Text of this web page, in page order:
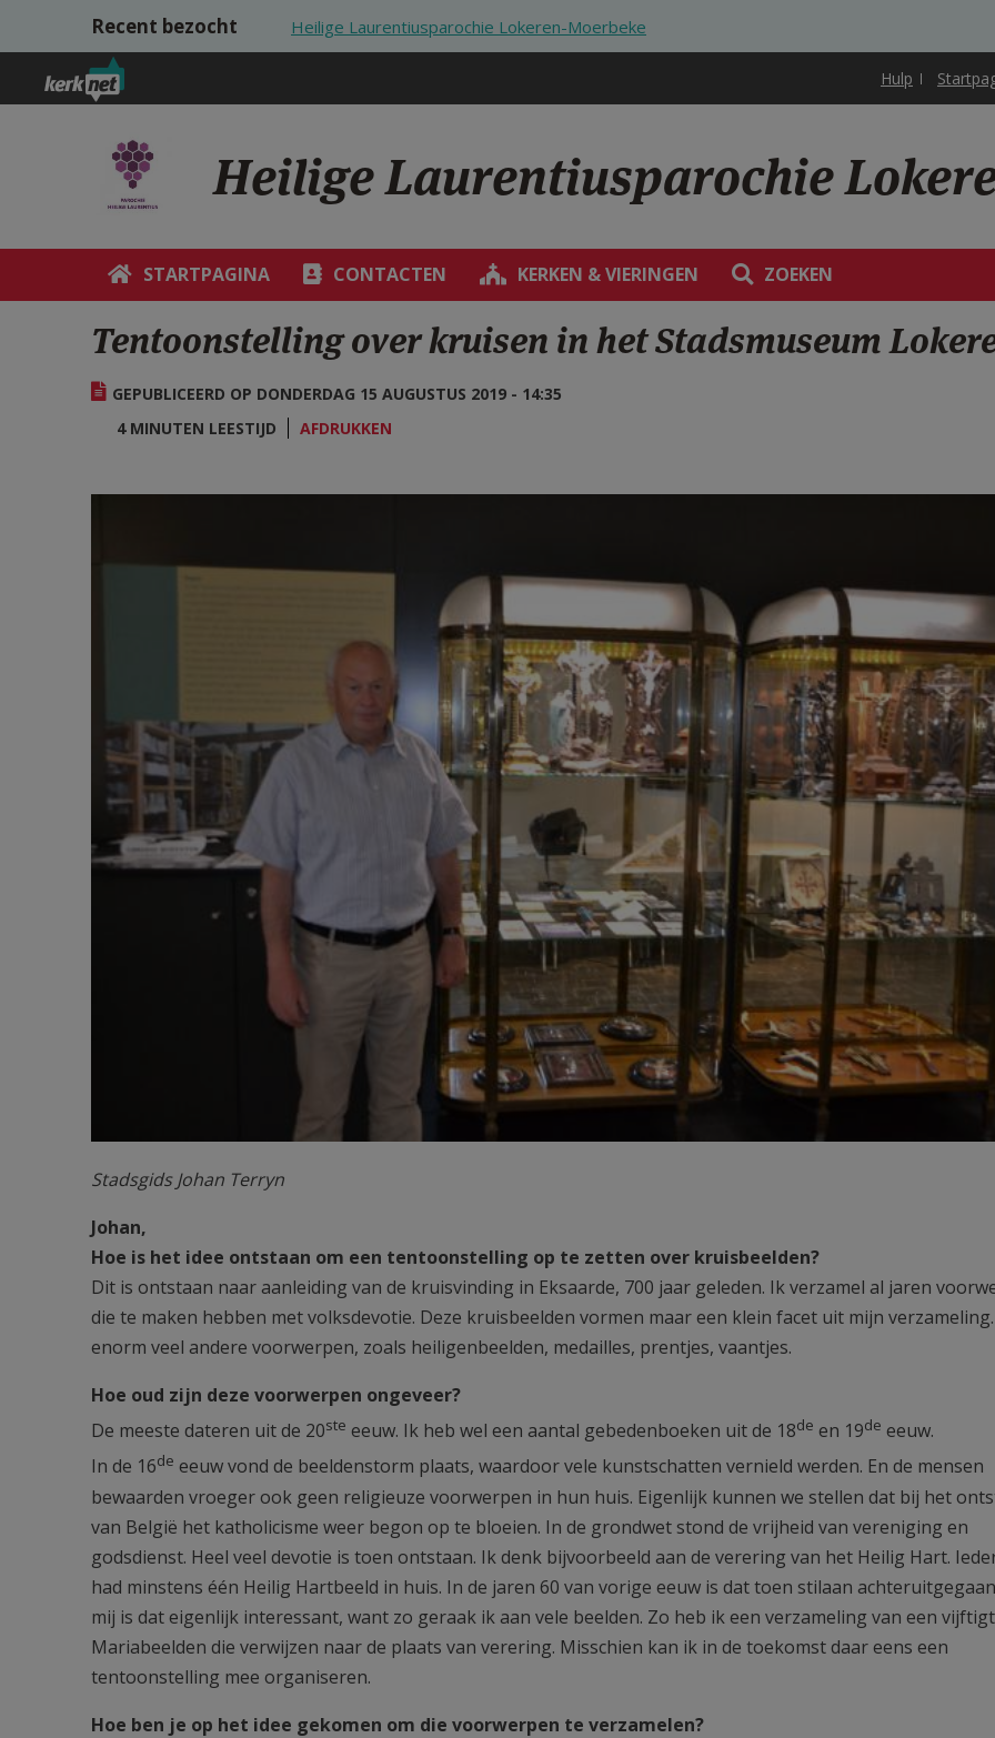
Overslaan en naar de inhoud gaan
Recent bezocht Heilige Laurentiusparochie Lokeren-Moerbeke
Hulp
Heilige Laurentiusparochie
STARTPAGINA CONTACTEN KERKEN & VIERINGEN ZOEKEN
Tentoonstelling over kruisen in het Stadsmuseum
GEPUBLICEERD OP DONDERDAG 15 AUGUSTUS 2019 - 14:35
4 MINUTEN LEESTIJD
AFDRUKKEN
Stadsgids Johan Terryn
Johan,
Hoe is het idee ontstaan om een tentoonstelling op te zetten over kruisbeelden?
Dit is ontstaan naar aanleiding van de kruisvinding in Eksaarde, 700 jaar geleden. Ik verzamel al jaren
die te maken hebben met volksdevotie. Deze kruisbeelden vormen maar een klein facet uit mijn
enorm veel andere voorwerpen, zoals heiligenbeelden, medailles, prentjes, vaantjes.
Hoe oud zijn deze voorwerpen ongeveer?
De meeste dateren uit de 20ste eeuw. Ik heb wel een aantal gebedenboeken uit de 18de en 19de eeuw.
In de 16de eeuw vond de beeldenstorm plaats, waardoor vele kunstschatten vernield werden. En de mensen
bewaarden vroeger ook geen religieuze voorwerpen in hun huis. Eigenlijk kunnen we stellen dat bij het
van België het katholicisme weer begon op te bloeien. In de grondwet stond de vrijheid van vereniging en
godsdienst. Heel veel devotie is toen ontstaan. Ik denk bijvoorbeeld aan de verering van het Heilig Hart.
had minstens één Heilig Hartbeeld in huis. In de jaren 60 van vorige eeuw is dat toen stilaan
mij is dat eigenlijk interessant, want zo geraak ik aan vele beelden. Zo heb ik een verzameling van een
Mariabeelden die verwijzen naar de plaats van verering. Misschien kan ik in de toekomst daar eens een
tentoonstelling mee organiseren.
Hoe ben je op het idee gekomen om die voorwerpen te verzamelen?